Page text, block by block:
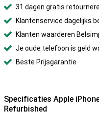
31 dagen gratis
Klantenservice dagelijks
Klanten waarderen
Je oude telefoon is geld
Beste Prijsgarantie
Specificaties Apple
Refurbished